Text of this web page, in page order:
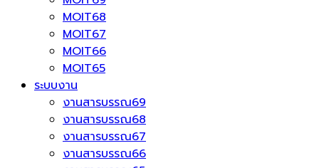
MOIT68
MOIT67
MOIT66
MOIT65
ระบบงาน
งานสารบรรณ69
งานสารบรรณ68
งานสารบรรณ67
งานสารบรรณ66